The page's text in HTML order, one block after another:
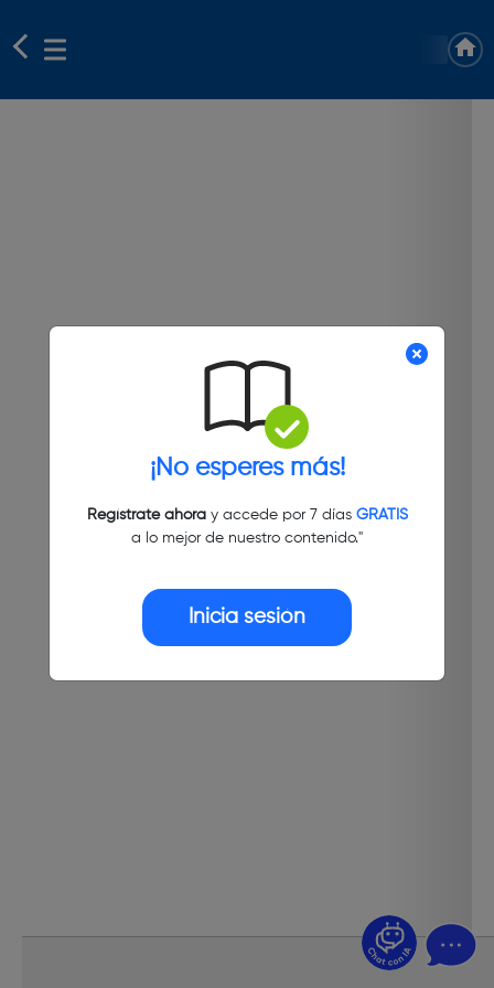
¡No esperes más!
Regístrate ahoray accede por 7 días GRATIS
a lo mejor de nuestro contenido."
Inicia sesión